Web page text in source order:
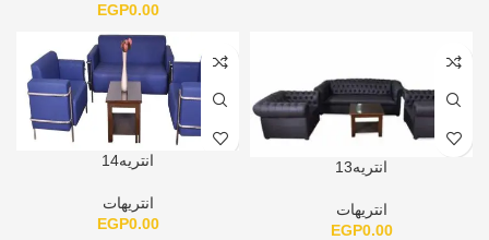
EGP0.00
انتريه13
انتريهات
EGP0.00
انتريه14
انتريهات
EGP0.00